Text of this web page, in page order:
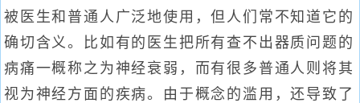
被医生和普通人广泛地使用，但人们常不知道它的
确切含义。比如有的医生把所有查不出器质问题的
病痛一概称之为神经衰弱，而有很多普通人则将其
视为神经方面的疾病。由于概念的滥用，还导致了